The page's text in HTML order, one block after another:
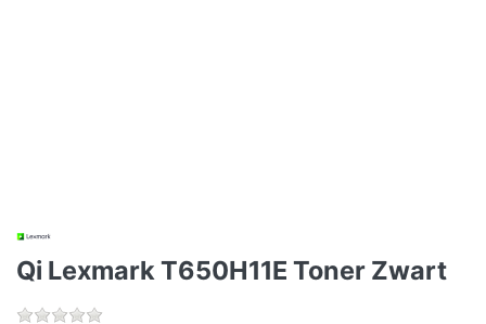
Qi Lexmark T650H11E Toner Zwart